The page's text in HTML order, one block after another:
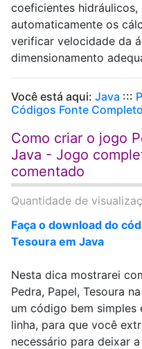
coeficientes hidráulicos,
automaticamente os
verificar velocidade da
dimensionamento
Você está aqui: Java :::
Códigos Fonte
Como criar o jogo
Java - Jogo
comentado
Quantidade de
Faça o download do
Tesoura em Java
Nesta dica mostrarei
Pedra, Papel, Tesoura
um código bem simples
linha, para que você
necessário para deixar